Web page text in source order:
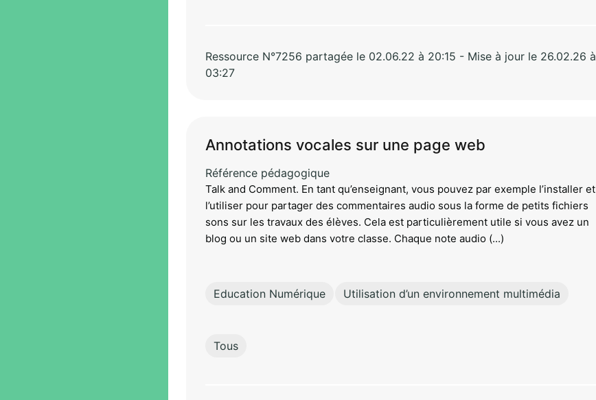
Ressource N°7256 partagée le 02.06.22 à 20:15 - Mise à jour le 26.02.26 à
03:27
Annotations vocales sur une page web
Référence pédagogique
Talk and Comment. En tant qu’enseignant, vous pouvez par exemple l’installer et
l’utiliser pour partager des commentaires audio sous la forme de petits fichiers
sons sur les travaux des élèves. Cela est particulièrement utile si vous avez un
blog ou un site web dans votre classe. Chaque note audio (...)
Education Numérique Utilisation d’un environnement multimédia
Tous